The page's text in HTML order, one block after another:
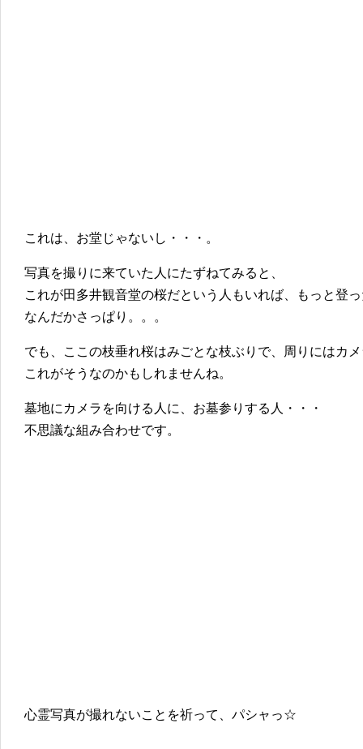
これは、お堂じゃないし・・・。
写真を撮りに来ていた人にたずねてみると、
これが田多井観音堂の桜だという人もいれば、もっと登
なんだかさっぱり。。。
でも、ここの枝垂れ桜はみごとな枝ぶりで、周りにはカ
これがそうなのかもしれませんね。
墓地にカメラを向ける人に、お墓参りする人・・・
不思議な組み合わせです。
心霊写真が撮れないことを祈って、パシャっ☆